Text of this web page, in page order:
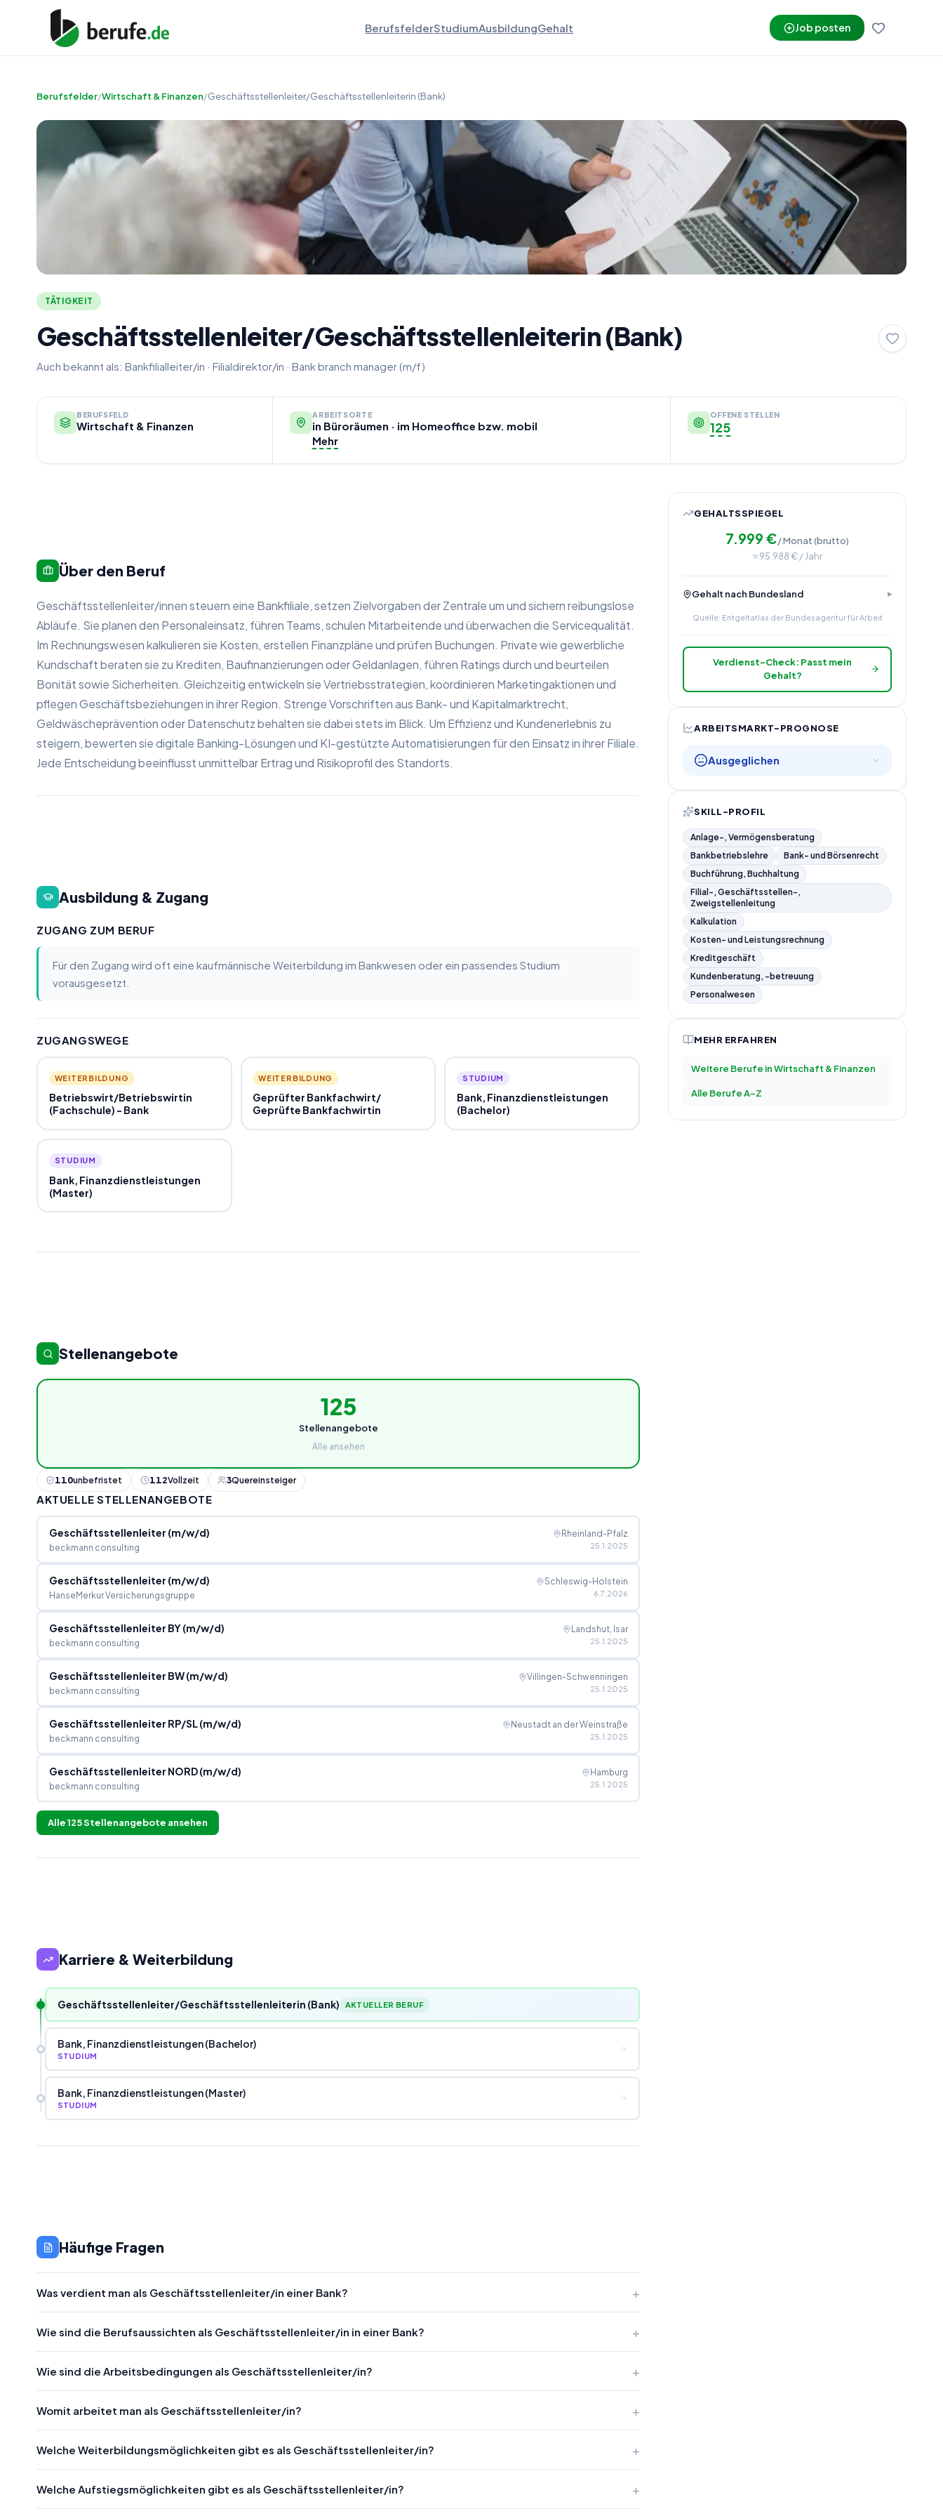
BerufsfelderStudiumAusbildungGehalt Job posten
Berufsfelder/Wirtschaft & Finanzen/Geschäftsstellenleiter/Geschäftsstellenleiterin (Bank)
TÄTIGKEIT
Geschäftsstellenleiter/Geschäftsstellenleiterin (Bank)
Auch bekannt als: Bankfilialleiter/in · Filialdirektor/in · Bank branch manager (m/f)
BERUFSFELD
Wirtschaft & Finanzen
ARBEITSORTE
in Büroräumen · im Homeoffice bzw. mobil
Mehr
OFFENE STELLEN
125
Über den Beruf
Geschäftsstellenleiter/innen steuern eine Bankfiliale, setzen Zielvorgaben der Zentrale um und sichern reibungslose
Abläufe. Sie planen den Personaleinsatz, führen Teams, schulen Mitarbeitende und überwachen die Servicequalität.
Im Rechnungswesen kalkulieren sie Kosten, erstellen Finanzpläne und prüfen Buchungen. Private wie gewerbliche
Kundschaft beraten sie zu Krediten, Baufinanzierungen oder Geldanlagen, führen Ratings durch und beurteilen
Bonität sowie Sicherheiten. Gleichzeitig entwickeln sie Vertriebsstrategien, koordinieren Marketingaktionen und
pflegen Geschäftsbeziehungen in ihrer Region. Strenge Vorschriften aus Bank- und Kapitalmarktrecht,
Geldwäscheprävention oder Datenschutz behalten sie dabei stets im Blick. Um Effizienz und Kundenerlebnis zu
steigern, bewerten sie digitale Banking-Lösungen und KI-gestützte Automatisierungen für den Einsatz in ihrer Filiale.
Jede Entscheidung beeinflusst unmittelbar Ertrag und Risikoprofil des Standorts.
Ausbildung & Zugang
ZUGANG ZUM BERUF
Für den Zugang wird oft eine kaufmännische Weiterbildung im Bankwesen oder ein passendes Studium
vorausgesetzt.
ZUGANGSWEGE
WEITERBILDUNG
Betriebswirt/Betriebswirtin
(Fachschule) - Bank
WEITERBILDUNG
Geprüfter Bankfachwirt/
Geprüfte Bankfachwirtin
STUDIUM
Bank, Finanzdienstleistungen
(Bachelor)
STUDIUM
Bank, Finanzdienstleistungen
(Master)
Stellenangebote
125
Stellenangebote
Alle ansehen
110unbefristet 112Vollzeit 3Quereinsteiger
AKTUELLE STELLENANGEBOTE
Geschäftsstellenleiter (m/w/d)
beckmann consulting
Rheinland-Pfalz
25.1.2025
Geschäftsstellenleiter (m/w/d)
HanseMerkur Versicherungsgruppe
Schleswig-Holstein
6.7.2026
Geschäftsstellenleiter BY (m/w/d)
beckmann consulting
Landshut, Isar
25.1.2025
Geschäftsstellenleiter BW (m/w/d)
beckmann consulting
Villingen-Schwenningen
25.1.2025
Geschäftsstellenleiter RP/SL (m/w/d)
beckmann consulting
Neustadt an der Weinstraße
25.1.2025
Geschäftsstellenleiter NORD (m/w/d)
beckmann consulting
Hamburg
25.1.2025
Alle125Stellenangebote ansehen
Karriere & Weiterbildung
Geschäftsstellenleiter/Geschäftsstellenleiterin (Bank) AKTUELLER BERUF
Bank, Finanzdienstleistungen (Bachelor)
STUDIUM
Bank, Finanzdienstleistungen (Master)
STUDIUM
Häufige Fragen
Was verdient man als Geschäftsstellenleiter/in einer Bank?
Wie sind die Berufsaussichten als Geschäftsstellenleiter/in in einer Bank?
Wie sind die Arbeitsbedingungen als Geschäftsstellenleiter/in?
Womit arbeitet man als Geschäftsstellenleiter/in?
Welche Weiterbildungsmöglichkeiten gibt es als Geschäftsstellenleiter/in?
Welche Aufstiegsmöglichkeiten gibt es als Geschäftsstellenleiter/in?
GEHALTSSPIEGEL
7.999 €/ Monat (brutto)
≈95.988€ / Jahr
Gehalt nach Bundesland
Quelle: Entgeltatlas der Bundesagentur für Arbeit
Verdienst-Check: Passt mein
Gehalt?
ARBEITSMARKT-PROGNOSE
Ausgeglichen
SKILL-PROFIL
Anlage-, Vermögensberatung
Bankbetriebslehre
Bank- und Börsenrecht
Buchführung, Buchhaltung
Filial-, Geschäftsstellen-,
Zweigstellenleitung
Kalkulation
Kosten- und Leistungsrechnung
Kreditgeschäft
Kundenberatung, -betreuung
Personalwesen
MEHR ERFAHREN
Weitere Berufe inWirtschaft & Finanzen
Alle Berufe A–Z